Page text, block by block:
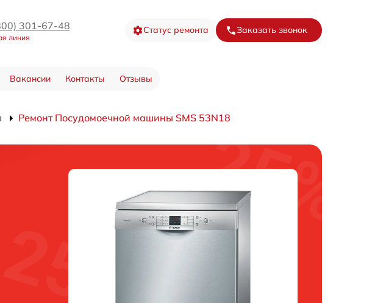
301-67-48
линия
Статус ремонта Заказать звонок
Вакансии Контакты Отзывы
Ремонт Посудомоечной машины SMS 53N18